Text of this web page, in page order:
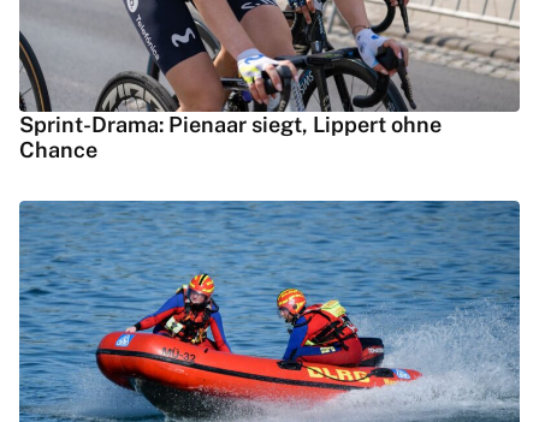
Sprint-Drama: Pienaar siegt, Lippert ohne
Chance